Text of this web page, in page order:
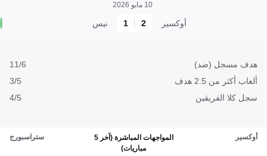
10 مايو 2026
أوكسير 2
1 نيس
هدف مسجل (ضد)
11/6
ألعاب أكثر من 2.5 هدف
3/5
سجل كلا الفريقين
4/5
أوكسير
المواجهات المباشرة (آخر 5
مباريات)
ستراسبورج